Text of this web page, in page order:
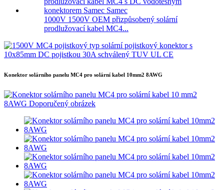
1000V 1500V OEM přizpůsobený solární
prodlužovací kabel MC4...
Konektor solárního panelu MC4 pro solární kabel 10mm2 8AWG